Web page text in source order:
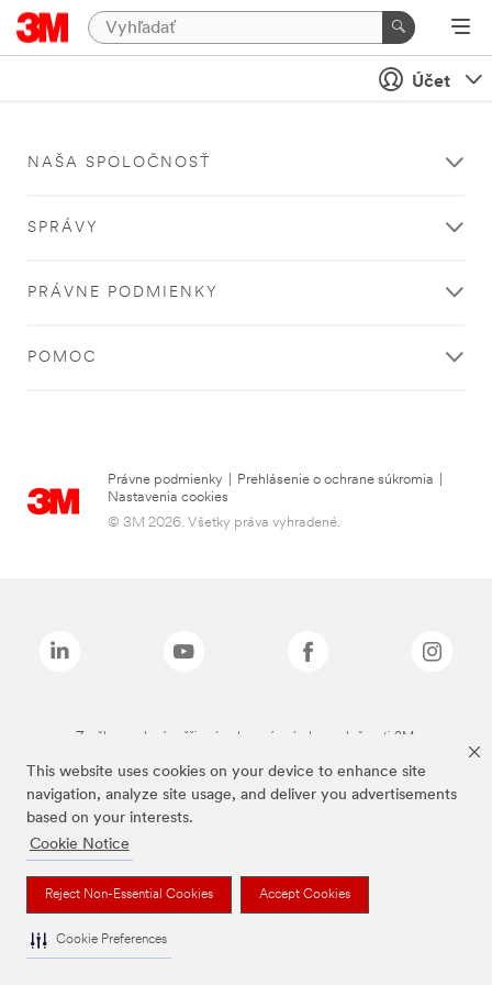
This website uses cookies on your device to enhance site
navigation, analyze site usage, and deliver you advertisements
based on your interests.
Cookie Notice
Reject Non-Essential Cookies Accept Cookies
Cookie Preferences
Účet
NAŠA SPOLOČNOSŤ
SPRÁVY
PRÁVNE PODMIENKY
POMOC
Právne podmienky Prehlásenie o ochrane súkromia
Nastavenia cookies
© 3M 2026. Všetky práva vyhradené.
Značky uvedené vyššie sú ochranné známky spoločnosti 3M.